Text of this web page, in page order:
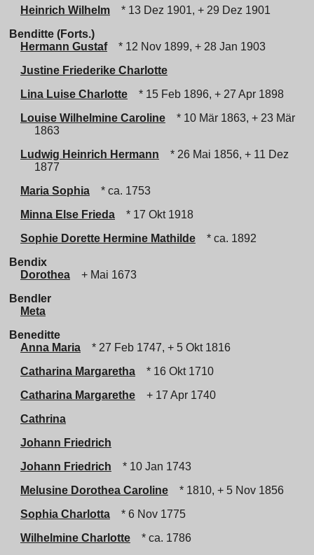
Heinrich Wilhelm
* 13 Dez 1901, + 29 Dez 1901
Benditte (Forts.)
Hermann Gustaf
* 12 Nov 1899, + 28 Jan 1903
Justine Friederike Charlotte
Lina Luise Charlotte
* 15 Feb 1896, + 27 Apr 1898
Louise Wilhelmine Caroline
* 10 Mär 1863, + 23 Mär
1863
Ludwig Heinrich Hermann
* 26 Mai 1856, + 11 Dez
1877
Maria Sophia
* ca. 1753
Minna Else Frieda
* 17 Okt 1918
Sophie Dorette Hermine Mathilde
* ca. 1892
Bendix
Dorothea
+ Mai 1673
Bendler
Meta
Beneditte
Anna Maria
* 27 Feb 1747, + 5 Okt 1816
Catharina Margaretha
* 16 Okt 1710
Catharina Margarethe
+ 17 Apr 1740
Cathrina
Johann Friedrich
Johann Friedrich
* 10 Jan 1743
Melusine Dorothea Caroline
* 1810, + 5 Nov 1856
Sophia Charlotta
* 6 Nov 1775
Wilhelmine Charlotte
* ca. 1786